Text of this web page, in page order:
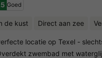
Goed
de kust Direct aan zee
locatie op Texel -
zwembad met